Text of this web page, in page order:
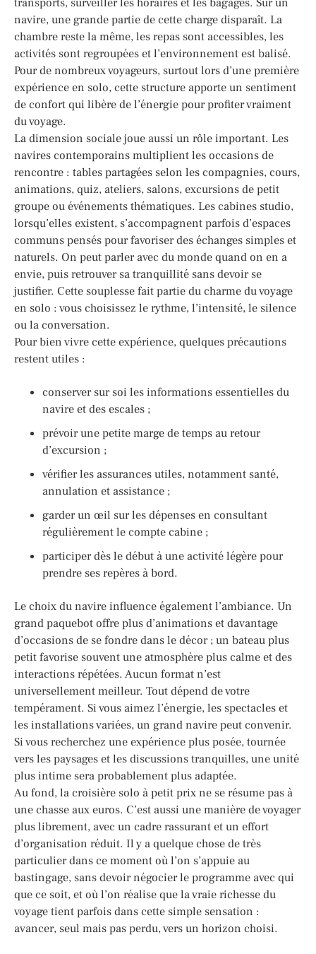
navire, une grande partie de cette charge disparaît. La
chambre reste la même, les repas sont accessibles, les
activités sont regroupées et l’environnement est balisé.
Pour de nombreux voyageurs, surtout lors d’une première
expérience en solo, cette structure apporte un sentiment
de confort qui libère de l’énergie pour profiter vraiment
du voyage.
La dimension sociale joue aussi un rôle important. Les
navires contemporains multiplient les occasions de
rencontre : tables partagées selon les compagnies, cours,
animations, quiz, ateliers, salons, excursions de petit
groupe ou événements thématiques. Les cabines studio,
lorsqu’elles existent, s’accompagnent parfois d’espaces
communs pensés pour favoriser des échanges simples et
naturels. On peut parler avec du monde quand on en a
envie, puis retrouver sa tranquillité sans devoir se
justifier. Cette souplesse fait partie du charme du voyage
en solo : vous choisissez le rythme, l’intensité, le silence
ou la conversation.
Pour bien vivre cette expérience, quelques précautions
restent utiles :
conserver sur soi les informations essentielles du
navire et des escales ;
prévoir une petite marge de temps au retour
d’excursion ;
vérifier les assurances utiles, notamment santé,
annulation et assistance ;
garder un œil sur les dépenses en consultant
régulièrement le compte cabine ;
participer dès le début à une activité légère pour
prendre ses repères à bord.
Le choix du navire influence également l’ambiance. Un
grand paquebot offre plus d’animations et davantage
d’occasions de se fondre dans le décor ; un bateau plus
petit favorise souvent une atmosphère plus calme et des
interactions répétées. Aucun format n’est
universellement meilleur. Tout dépend de votre
tempérament. Si vous aimez l’énergie, les spectacles et
les installations variées, un grand navire peut convenir.
Si vous recherchez une expérience plus posée, tournée
vers les paysages et les discussions tranquilles, une unité
plus intime sera probablement plus adaptée.
Au fond, la croisière solo à petit prix ne se résume pas à
une chasse aux euros. C’est aussi une manière de voyager
plus librement, avec un cadre rassurant et un effort
d’organisation réduit. Il y a quelque chose de très
particulier dans ce moment où l’on s’appuie au
bastingage, sans devoir négocier le programme avec qui
que ce soit, et où l’on réalise que la vraie richesse du
voyage tient parfois dans cette simple sensation :
avancer, seul mais pas perdu, vers un horizon choisi.